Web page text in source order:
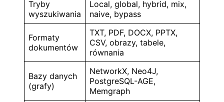
Tryby
wyszukiwania
Local, global, hybrid, mix,
naive, bypass
Formaty
dokumentów
TXT, PDF, DOCX, PPTX,
CSV, obrazy, tabele,
równania
Bazy danych
(grafy)
NetworkX, Neo4J,
PostgreSQL-AGE,
Memgraph